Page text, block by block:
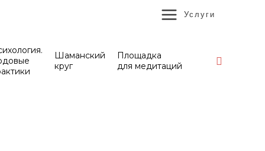
MAIN
Услуги
Шаманский
круг
Площадка
для медитаций
Поиск